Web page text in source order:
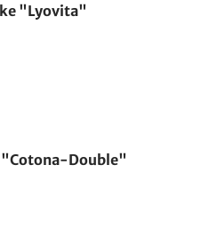
"Lyovita"
"Cotona-Double"